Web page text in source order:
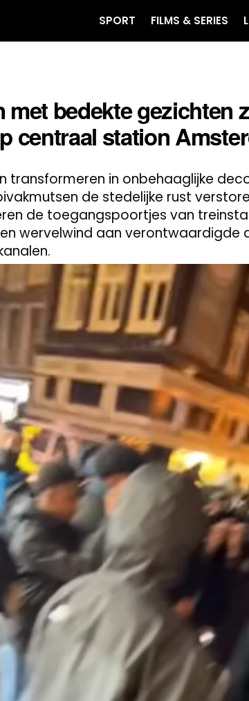
SPORT FILMS & SERIES
met bedekte gezichten
centraal station
in onbehaaglijke
de stedelijke rust
de toegangspoortjes van
wervelwind aan verontwaardigde